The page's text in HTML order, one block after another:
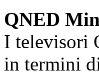
QNED
I televisori
in termini